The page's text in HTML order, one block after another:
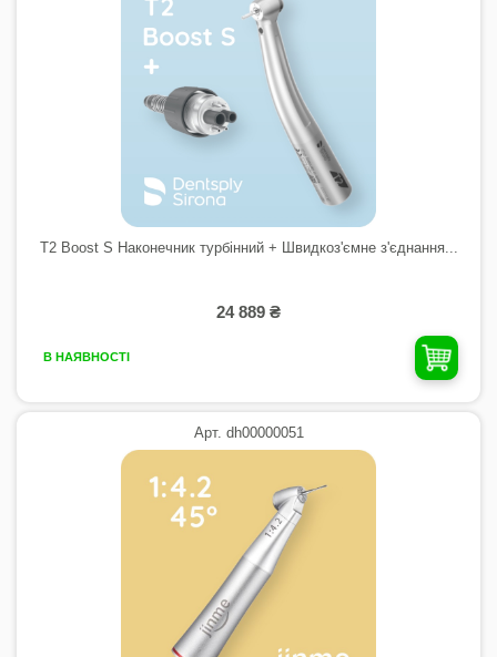
T2 Boost S Наконечник турбінний + Швидкоз'ємне з'єднання...
24 889 ₴
В НАЯВНОСТІ
Арт. dh00000051